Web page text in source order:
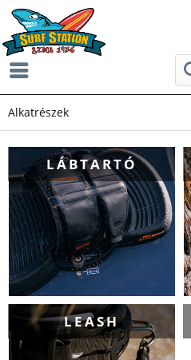
Alkatrészek
LÁBTARTÓ
LEASH